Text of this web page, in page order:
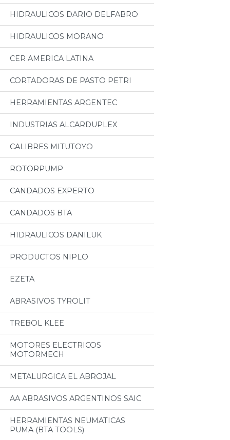
HIDRAULICOS DARIO DELFABRO
HIDRAULICOS MORANO
CER AMERICA LATINA
CORTADORAS DE PASTO PETRI
HERRAMIENTAS ARGENTEC
INDUSTRIAS ALCARDUPLEX
CALIBRES MITUTOYO
ROTORPUMP
CANDADOS EXPERTO
CANDADOS BTA
HIDRAULICOS DANILUK
PRODUCTOS NIPLO
EZETA
ABRASIVOS TYROLIT
TREBOL KLEE
MOTORES ELECTRICOS
MOTORMECH
METALURGICA EL ABROJAL
AA ABRASIVOS ARGENTINOS SAIC
HERRAMIENTAS NEUMATICAS
PUMA (BTA TOOLS)